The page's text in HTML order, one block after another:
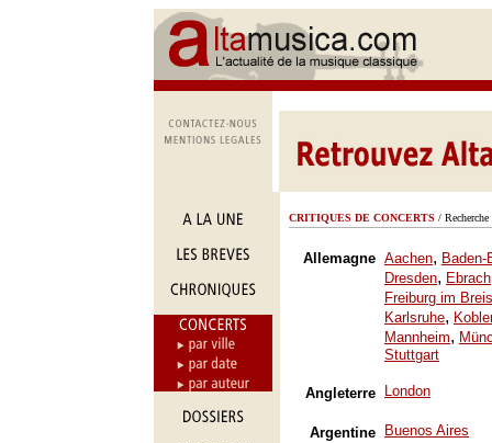
CRITIQUES DE CONCERTS /
Allemagne Aachen, Baden-
Dresden, Ebrach
Freiburg im
Karlsruhe,
Mannheim,
Stuttgart
Angleterre London
Argentine Buenos Aires